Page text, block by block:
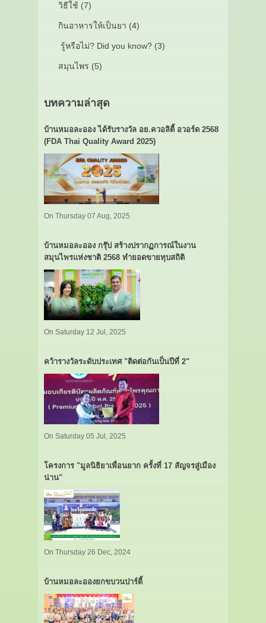
วิธีใช้ (7)
กินอาหารให้เป็นยา (4)
รู้หรือไม่? Did you know? (3)
สมุนไพร (5)
บทความล่าสุด
บ้านหมอละออง ได้รับรางวัล อย.ควอลิตี้ อวอร์ด 2568
(FDA Thai Quality Award 2025)
On Thursday 07 Aug, 2025
บ้านหมอละออง กรุ๊ป สร้างปรากฏการณ์ในงาน
สมุนไพรแห่งชาติ 2568 ทำยอดขายทุบสถิติ
On Saturday 12 Jul, 2025
คว้ารางวัลระดับประเทศ "ติดต่อกันเป็นปีที่ 2"
On Saturday 05 Jul, 2025
โครงการ "มูลนิธิยาเพื่อนยาก ครั้งที่ 17 สัญจรสู่เมือง
น่าน"
On Thursday 26 Dec, 2024
บ้านหมอละอองยกขบวนปาร์ตี้